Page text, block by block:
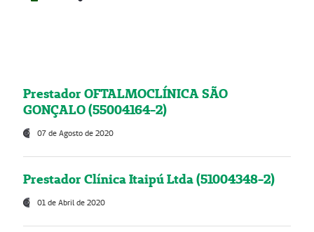
Prestador OFTALMOCLÍNICA SÃO
GONÇALO (55004164-2)
07 de Agosto de 2020
Prestador Clínica Itaipú Ltda (51004348-2)
01 de Abril de 2020